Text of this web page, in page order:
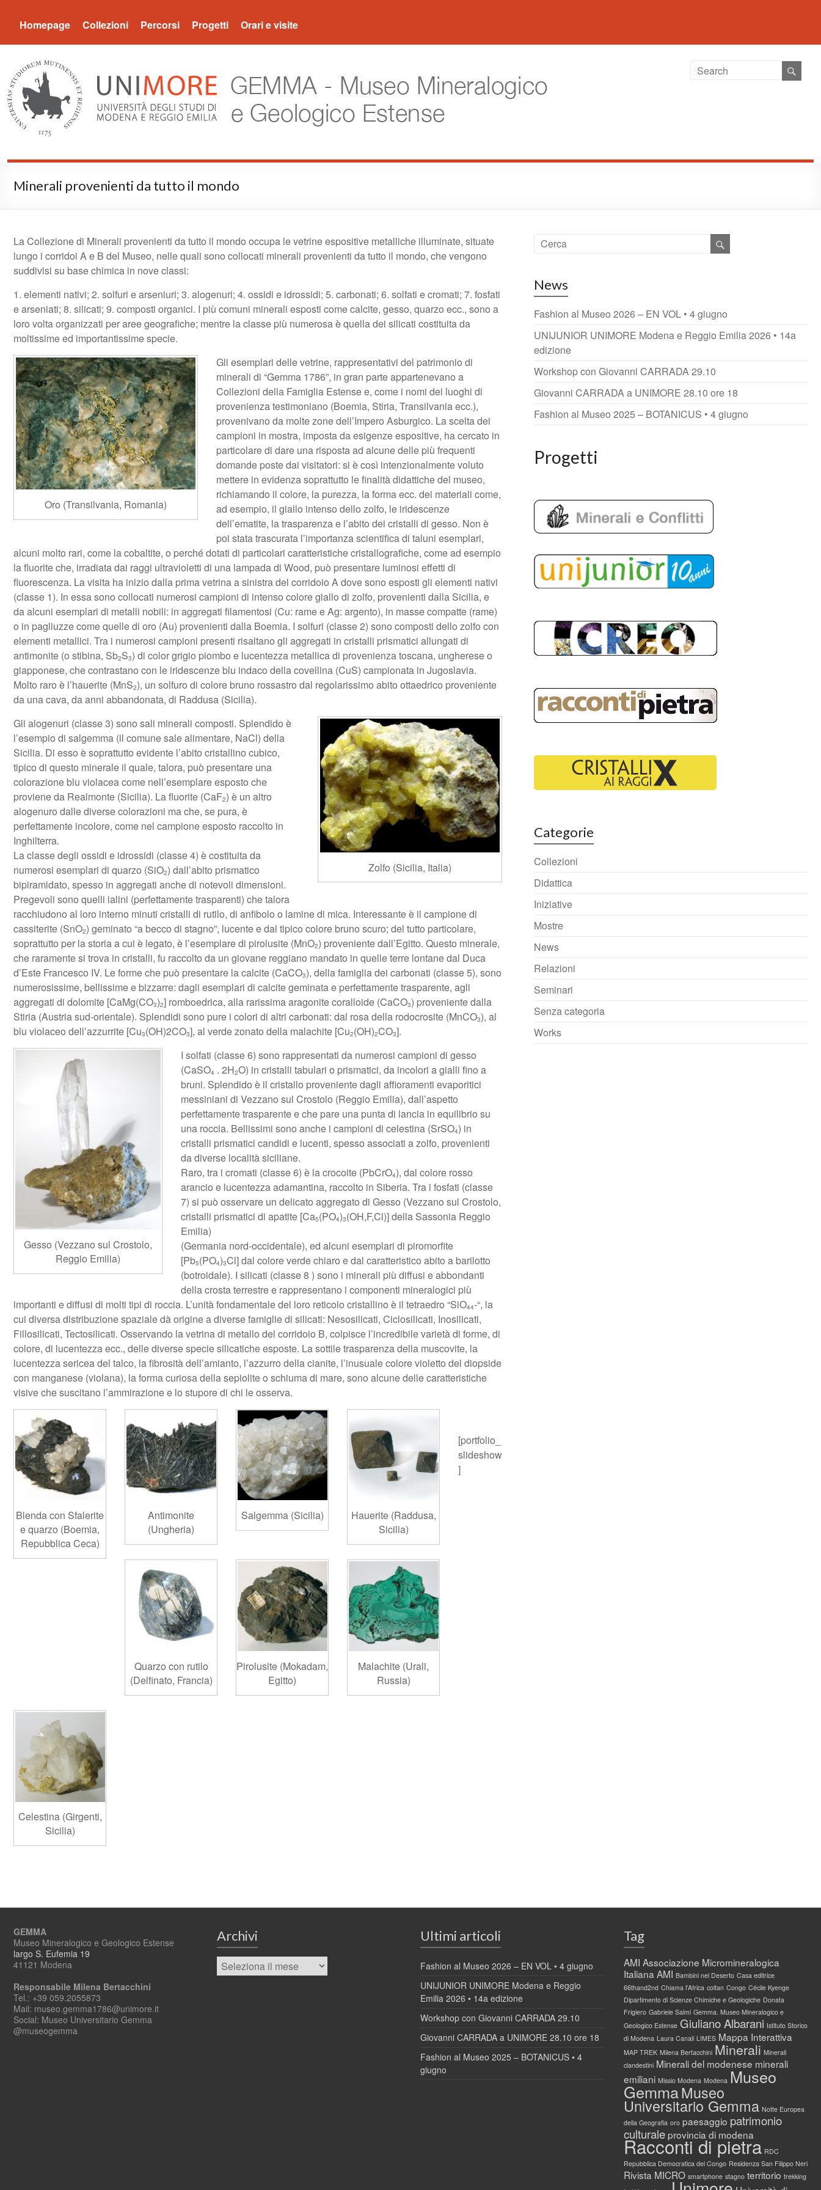
Museo Gemma
Homepage Collezioni Percorsi Progetti Orari e visite
Minerali provenienti da tutto il mondo
La Collezione di Minerali provenienti da tutto il mondo occupa le vetrine espositive metalliche illuminate, situate
lungo i corridoi A e B del Museo, nelle quali sono collocati minerali provenienti da tutto il mondo, che vengono
suddivisi su base chimica in nove classi:
1. elementi nativi; 2. solfuri e arseniuri; 3. alogenuri; 4. ossidi e idrossidi; 5. carbonati; 6. solfati e cromati; 7. fosfati
e arseniati; 8. silicati; 9. composti organici. I più comuni minerali esposti come calcite, gesso, quarzo ecc., sono a
loro volta organizzati per aree geografiche; mentre la classe più numerosa è quella dei silicati costituita da
moltissime ed importantissime specie.
Oro (Transilvania, Romania)
Gli esemplari delle vetrine, rappresentativi del patrimonio di
minerali di “Gemma 1786”, in gran parte appartenevano a
Collezioni della Famiglia Estense e, come i nomi dei luoghi di
provenienza testimoniano (Boemia, Stiria, Transilvania ecc.),
provenivano da molte zone dell’Impero Asburgico. La scelta dei
campioni in mostra, imposta da esigenze espositive, ha cercato in
particolare di dare una risposta ad alcune delle più frequenti
domande poste dai visitatori: si è così intenzionalmente voluto
mettere in evidenza soprattutto le finalità didattiche del museo,
richiamando il colore, la purezza, la forma ecc. dei materiali come,
ad esempio, il giallo intenso dello zolfo, le iridescenze
dell’ematite, la trasparenza e l’abito dei cristalli di gesso. Non è
poi stata trascurata l’importanza scientifica di taluni esemplari,
alcuni molto rari, come la cobaltite, o perché dotati di particolari caratteristiche cristallografiche, come ad esempio
la fluorite che, irradiata dai raggi ultravioletti di una lampada di Wood, può presentare luminosi effetti di
fluorescenza. La visita ha inizio dalla prima vetrina a sinistra del corridoio A dove sono esposti gli elementi nativi
(classe 1). In essa sono collocati numerosi campioni di intenso colore giallo di zolfo, provenienti dalla Sicilia, e
da alcuni esemplari di metalli nobili: in aggregati filamentosi (Cu: rame e Ag: argento), in masse compatte (rame)
o in pagliuzze come quelle di oro (Au) provenienti dalla Boemia. I solfuri (classe 2) sono composti dello zolfo con
elementi metallici. Tra i numerosi campioni presenti risaltano gli aggregati in cristalli prismatici allungati di
antimonite (o stibina, Sb2S3) di color grigio piombo e lucentezza metallica di provenienza toscana, ungherese o
giapponese, che contrastano con le iridescenze blu indaco della covellina (CuS) campionata in Jugoslavia.
Molto raro è l’hauerite (MnS2), un solfuro di colore bruno rossastro dal regolarissimo abito ottaedrico proveniente
da una cava, da anni abbandonata, di Raddusa (Sicilia).
Zolfo (Sicilia, Italia)
Gli alogenuri (classe 3) sono sali minerali composti. Splendido è
l’esempio di salgemma (il comune sale alimentare, NaCl) della
Sicilia. Di esso è soprattutto evidente l’abito cristallino cubico,
tipico di questo minerale il quale, talora, può presentare una
colorazione blu violacea come nell’esemplare esposto che
proviene da Realmonte (Sicilia). La fluorite (CaF2) è un altro
alogenuro dalle diverse colorazioni ma che, se pura, è
perfettamente incolore, come nel campione esposto raccolto in
Inghilterra.
La classe degli ossidi e idrossidi (classe 4) è costituita da
numerosi esemplari di quarzo (SiO2) dall’abito prismatico
bipiramidato, spesso in aggregati anche di notevoli dimensioni.
Pregevoli sono quelli ialini (perfettamente trasparenti) che talora
racchiudono al loro interno minuti cristalli di rutilo, di anfibolo o lamine di mica. Interessante è il campione di
cassiterite (SnO2) geminato “a becco di stagno”, lucente e dal tipico colore bruno scuro; del tutto particolare,
soprattutto per la storia a cui è legato, è l’esemplare di pirolusite (MnO2) proveniente dall’Egitto. Questo minerale,
che raramente si trova in cristalli, fu raccolto da un giovane reggiano mandato in quelle terre lontane dal Duca
d’Este Francesco IV. Le forme che può presentare la calcite (CaCO3), della famiglia dei carbonati (classe 5), sono
numerosissime, bellissime e bizzarre: dagli esemplari di calcite geminata e perfettamente trasparente, agli
aggregati di dolomite [CaMg(CO3)2] romboedrica, alla rarissima aragonite coralloide (CaCO3) proveniente dalla
Stiria (Austria sud-orientale). Splendidi sono pure i colori di altri carbonati: dal rosa della rodocrosite (MnCO3), al
blu violaceo dell’azzurrite [Cu3(OH)2CO3], al verde zonato della malachite [Cu2(OH)2CO3].
Gesso (Vezzano sul Crostolo,
Reggio Emilia)
I solfati (classe 6) sono rappresentati da numerosi campioni di gesso
(CaSO4 . 2H2O) in cristalli tabulari o prismatici, da incolori a gialli fino a
bruni. Splendido è il cristallo proveniente dagli affioramenti evaporitici
messiniani di Vezzano sul Crostolo (Reggio Emilia), dall’aspetto
perfettamente trasparente e che pare una punta di lancia in equilibrio su
una roccia. Bellissimi sono anche i campioni di celestina (SrSO4) in
cristalli prismatici candidi e lucenti, spesso associati a zolfo, provenienti
da diverse località siciliane.
Raro, tra i cromati (classe 6) è la crocoite (PbCrO4), dal colore rosso
arancio e lucentezza adamantina, raccolto in Siberia. Tra i fosfati (classe
7) si può osservare un delicato aggregato di Gesso (Vezzano sul Crostolo,
cristalli prismatici di apatite [Ca5(PO4)3(OH,F,Cl)] della Sassonia Reggio
Emilia)
(Germania nord-occidentale), ed alcuni esemplari di piromorfite
[Pb5(PO4)3Cl] dal colore verde chiaro e dal caratteristico abito a barilotto
(botroidale). I silicati (classe 8 ) sono i minerali più diffusi e abbondanti
della crosta terrestre e rappresentano i componenti mineralogici più
importanti e diffusi di molti tipi di roccia. L’unità fondamentale del loro reticolo cristallino è il tetraedro “SiO44-“, la
cui diversa distribuzione spaziale dà origine a diverse famiglie di silicati: Nesosilicati, Ciclosilicati, Inosilicati,
Fillosilicati, Tectosilicati. Osservando la vetrina di metallo del corridoio B, colpisce l’incredibile varietà di forme, di
colore, di lucentezza ecc., delle diverse specie silicatiche esposte. La sottile trasparenza della muscovite, la
lucentezza sericea del talco, la fibrosità dell’amianto, l’azzurro della cianite, l’inusuale colore violetto del diopside
con manganese (violana), la forma curiosa della sepiolite o schiuma di mare, sono alcune delle caratteristiche
visive che suscitano l’ammirazione e lo stupore di chi le osserva.
Blenda con Sfalerite
e quarzo (Boemia,
Repubblica Ceca)
Antimonite
(Ungheria)
Salgemma (Sicilia)
Hauerite (Raddusa,
Sicilia)
Quarzo con rutilo
(Delfinato, Francia)
Pirolusite (Mokadam,
Egitto)
Malachite (Urali,
Russia)
Celestina (Girgenti,
Sicilia)
[portfolio_
slideshow
]
News
Fashion al Museo 2026 – EN VOL • 4 giugno
UNIJUNIOR UNIMORE Modena e Reggio Emilia 2026 • 14a
edizione
Workshop con Giovanni CARRADA 29.10
Giovanni CARRADA a UNIMORE 28.10 ore 18
Fashion al Museo 2025 – BOTANICUS • 4 giugno
Progetti
Categorie
Collezioni
Didattica
Iniziative
Mostre
News
Relazioni
Seminari
Senza categoria
Works
GEMMA
Museo Mineralogico e Geologico Estense
largo S. Eufemia 19
41121 Modena
Responsabile Milena Bertacchini
Tel.: +39 059.2055873
Mail: museo.gemma1786@unimore.it
Social: Museo Universitario Gemma
@museogemma
Archivi Ultimi articoli
Fashion al Museo 2026 – EN VOL • 4 giugno
UNIJUNIOR UNIMORE Modena e Reggio
Emilia 2026 • 14a edizione
Workshop con Giovanni CARRADA 29.10
Giovanni CARRADA a UNIMORE 28.10 ore 18
Fashion al Museo 2025 – BOTANICUS • 4
giugno
Tag
AMI Associazione Micromineralogica
Italiana AMI Bambini nel Deserto Casa editrice
66thand2nd Chiama l'Africa coltan Congo Cécile Kyenge
Dipartimento di Scienze Chimiche e Geologiche Donata
Frigiero Gabriele Salmi Gemma. Museo Mineralogico e
Geologico Estense Giuliano Albarani Istituto Storico
di Modena Laura Canali LIMES Mappa Interattiva
MAP TREK Milena Bertacchini Minerali Minerali
clandestini Minerali del modenese minerali
emiliani Missio Modena Modena Museo
GemmaMuseo
Universitario Gemma Notte Europea
della Geografia oro paesaggio patrimonio
culturaleprovincia di modena
Racconti di pietra RDC
Repubblica Democratica del Congo Residenza San Filippo Neri
Rivista MICRO smartphone stagno territorio trekking